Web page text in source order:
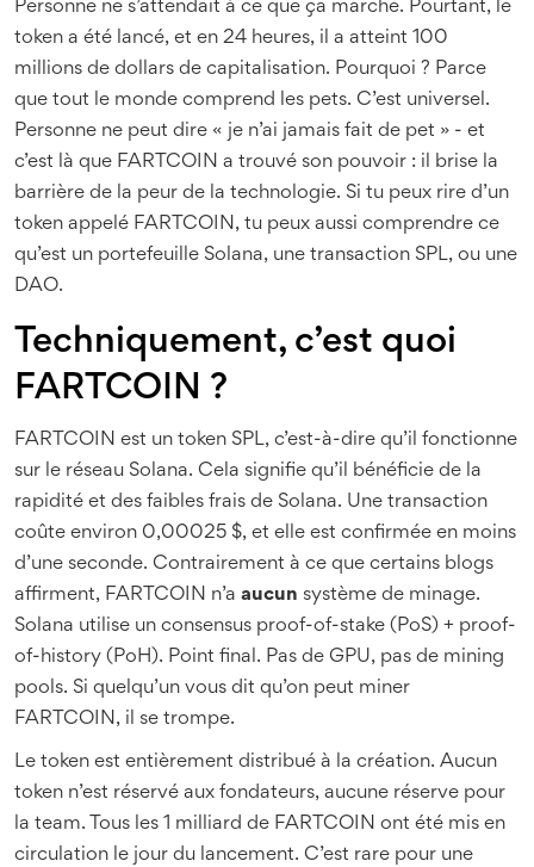
Personne ne s’attendait à ce que ça marche. Pourtant, le
token a été lancé, et en 24 heures, il a atteint 100
millions de dollars de capitalisation. Pourquoi ? Parce
que tout le monde comprend les pets. C’est universel.
Personne ne peut dire « je n’ai jamais fait de pet » - et
c’est là que FARTCOIN a trouvé son pouvoir : il brise la
barrière de la peur de la technologie. Si tu peux rire d’un
token appelé FARTCOIN, tu peux aussi comprendre ce
qu’est un portefeuille Solana, une transaction SPL, ou une
DAO.
Techniquement, c’est quoi
FARTCOIN ?
FARTCOIN est un token SPL, c’est-à-dire qu’il fonctionne
sur le réseau Solana. Cela signifie qu’il bénéficie de la
rapidité et des faibles frais de Solana. Une transaction
coûte environ 0,00025 $, et elle est confirmée en moins
d’une seconde. Contrairement à ce que certains blogs
affirment, FARTCOIN n’a aucun système de minage.
Solana utilise un consensus proof-of-stake (PoS) + proof-
of-history (PoH). Point final. Pas de GPU, pas de mining
pools. Si quelqu’un vous dit qu’on peut miner
FARTCOIN, il se trompe.
Le token est entièrement distribué à la création. Aucun
token n’est réservé aux fondateurs, aucune réserve pour
la team. Tous les 1 milliard de FARTCOIN ont été mis en
circulation le jour du lancement. C’est rare pour une